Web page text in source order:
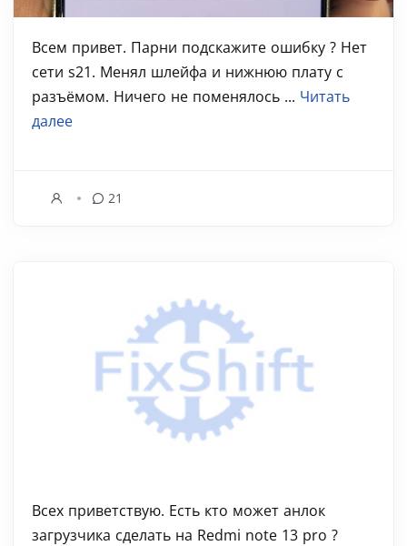
Всем привет. Парни подскажите ошибку ? Нет
сети s21. Менял шлейфа и нижнюю плату с
разъёмом. Ничего не поменялось ... Читать
далее
21
Всех приветствую. Есть кто может анлок
загрузчика сделать на Redmi note 13 pro ?